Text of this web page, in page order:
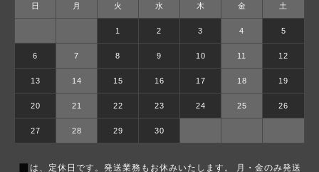
日 月 火 水 木 金 土
1 2 3 4 5
6 7 8 9 10 11 12
13 14 15 16 17 18 19
20 21 22 23 24 25 26
27 28 29 30
■ は、定休日です。発送業務もお休みいたします。 月・金のみ発送